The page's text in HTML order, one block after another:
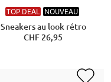
TOP DEAL NOUVEAU
Sneakers au look rétro
CHF 26,95